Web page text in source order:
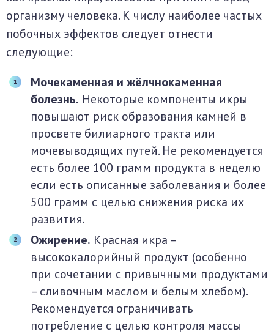
организму человека. К числу наиболее частых
побочных эффектов следует отнести
следующие:
Мочекаменная и жёлчнокаменная
болезнь. Некоторые компоненты икры
повышают риск образования камней в
просвете билиарного тракта или
мочевыводящих путей. Не рекомендуется
есть более 100 грамм продукта в неделю
если есть описанные заболевания и более
500 грамм с целью снижения риска их
развития.
Ожирение. Красная икра –
высококалорийный продукт (особенно
при сочетании с привычными продуктами
– сливочным маслом и белым хлебом).
Рекомендуется ограничивать
потребление с целью контроля массы